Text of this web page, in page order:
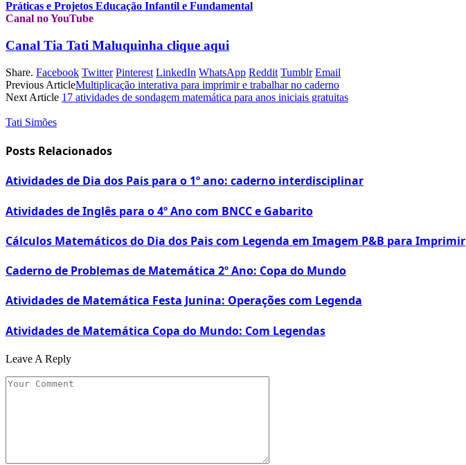
Práticas e Projetos Educação Infantil e Fundamental
Canal no YouTube
Canal Tia Tati Maluquinha clique aqui
Share. Facebook Twitter Pinterest LinkedIn WhatsApp Reddit Tumblr Email
Previous ArticleMultiplicação interativa para imprimir e trabalhar no caderno
Next Article 17 atividades de sondagem matemática para anos iniciais gratuitas
Tati Simões
Posts Relacionados
Atividades de Dia dos Pais para o 1º ano: caderno interdisciplinar
Atividades de Inglês para o 4º Ano com BNCC e Gabarito
Cálculos Matemáticos do Dia dos Pais com Legenda em Imagem P&B para Imprimir
Caderno de Problemas de Matemática 2º Ano: Copa do Mundo
Atividades de Matemática Festa Junina: Operações com Legenda
Atividades de Matemática Copa do Mundo: Com Legendas
Leave A Reply